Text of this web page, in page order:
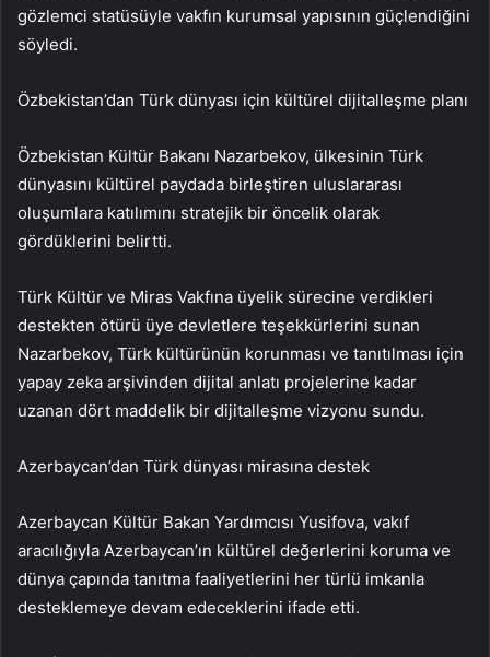
gözlemci statüsüyle vakfın kurumsal yapısının güçlendiğini
söyledi.
Özbekistan’dan Türk dünyası için kültürel dijitalleşme planı
Özbekistan Kültür Bakanı Nazarbekov, ülkesinin Türk
dünyasını kültürel paydada birleştiren uluslararası
oluşumlara katılımını stratejik bir öncelik olarak
gördüklerini belirtti.
Türk Kültür ve Miras Vakfına üyelik sürecine verdikleri
destekten ötürü üye devletlere teşekkürlerini sunan
Nazarbekov, Türk kültürünün korunması ve tanıtılması için
yapay zeka arşivinden dijital anlatı projelerine kadar
uzanan dört maddelik bir dijitalleşme vizyonu sundu.
Azerbaycan’dan Türk dünyası mirasına destek
Azerbaycan Kültür Bakan Yardımcısı Yusifova, vakıf
aracılığıyla Azerbaycan’ın kültürel değerlerini koruma ve
dünya çapında tanıtma faaliyetlerini her türlü imkanla
desteklemeye devam edeceklerini ifade etti.